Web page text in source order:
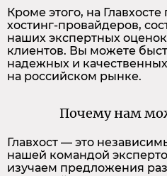
Кроме этого, на
хостинг-провайдеров,
наших экспертных
клиентов. Вы можете
надежных и
на российском рынке.
Почему нам
Главхост — это
нашей командой
изучаем предложения